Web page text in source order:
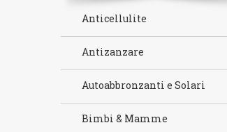
Anticellulite
Antizanzare
Autoabbronzanti e Solari
Bimbi & Mamme